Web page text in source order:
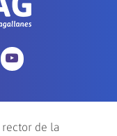
rector de la